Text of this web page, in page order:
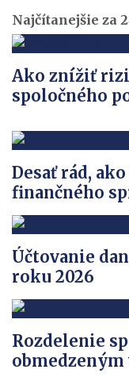
Najčítanejšie za
Ako znížiť
spoločného
Desať rád,
finančného
Účtovanie
roku 2026
Rozdelenie
obmedzeným